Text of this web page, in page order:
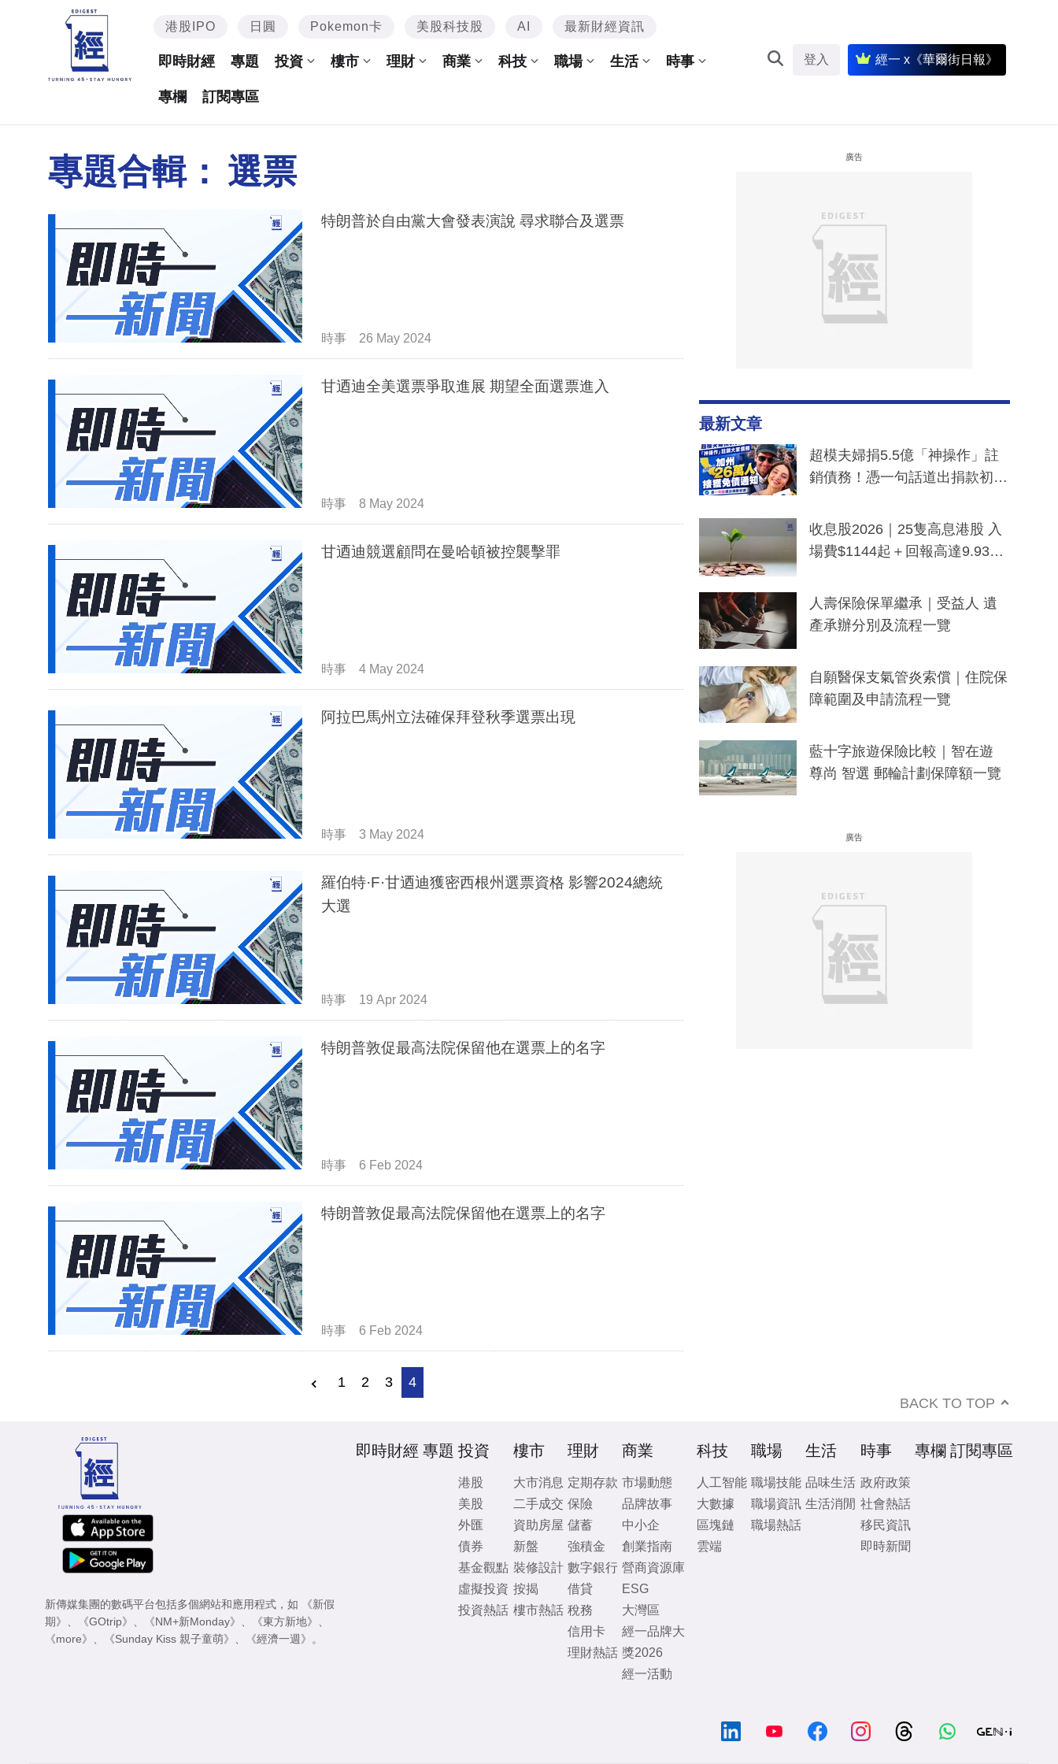
港股IPO 日圓 Pokemon卡 美股科技股 AI 最新財經資訊
即時財經 專題 投資 樓市 理財 商業 科技 職場 生活 時事
專欄 訂閱專區
登入 經一 x《華爾街日報》
專題合輯： 選票
特朗普於自由黨大會發表演說 尋求聯合及選票
時事 26 May 2024
甘迺迪全美選票爭取進展 期望全面選票進入
時事 8 May 2024
甘迺迪競選顧問在曼哈頓被控襲擊罪
時事 4 May 2024
阿拉巴馬州立法確保拜登秋季選票出現
時事 3 May 2024
羅伯特·F·甘迺迪獲密西根州選票資格 影響2024總統
大選
時事 19 Apr 2024
特朗普敦促最高法院保留他在選票上的名字
時事 6 Feb 2024
特朗普敦促最高法院保留他在選票上的名字
時事 6 Feb 2024
1 2 3 4
廣告
最新文章
超模夫婦捐5.5億「神操作」註
銷債務！憑一句話道出捐款初
一度被誤當詐騙手段
收息股2026｜25隻高息港股 入
場費$1144起＋回報高達9.93
人壽保險保單繼承｜受益人 遺
產承辦分別及流程一覽
自願醫保支氣管炎索償｜住院保
障範圍及申請流程一覽
藍十字旅遊保險比較｜智在遊
尊尚 智選 郵輪計劃保障額一覽
廣告
BACK TO TOP
新傳媒集團的數碼平台包括多個網站和應用程式，如
《新假
期》
《GOtrip》 《NM+新Monday》 《東方新地》
《more》
《Sunday Kiss 親子童萌》 《經濟一週》 。
即時財經 專題 投資
港股
美股
外匯
債券
基金觀點
虛擬投資
投資熱話
樓市
大市消息
二手成交
資助房屋
新盤
裝修設計
按揭
樓市熱話
理財
定期存款
保險
儲蓄
強積金
數字銀行
借貸
稅務
信用卡
理財熱話
商業
市場動態
品牌故事
中小企
創業指南
營商資源庫
ESG
大灣區
經一品牌大
獎2026
經一活動
科技
人工智能
大數據
區塊鏈
雲端
職場
職場技能
職場資訊
職場熱話
生活
品味生活
生活消閒
時事
政府政策
社會熱話
移民資訊
即時新聞
專欄 訂閱專區